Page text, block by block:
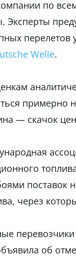
по
Эксперты
Welle.
примерно
— скачок
поставок
через
об